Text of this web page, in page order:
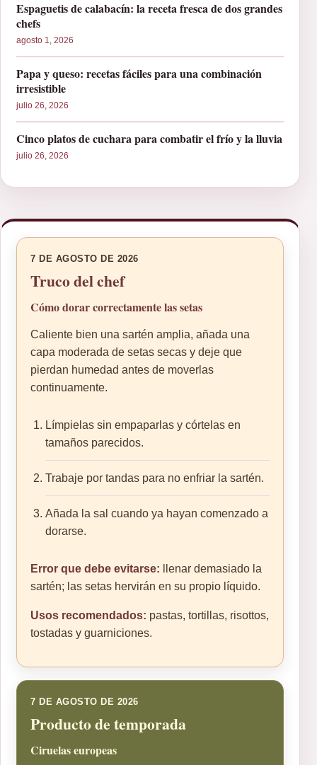
Espaguetis de calabacín: la receta fresca de dos grandes
chefs
agosto 1, 2026
Papa y queso: recetas fáciles para una combinación
irresistible
julio 26, 2026
Cinco platos de cuchara para combatir el frío y la lluvia
julio 26, 2026
7 DE AGOSTO DE 2026
Truco del chef
Cómo dorar correctamente las setas
Caliente bien una sartén amplia, añada una
capa moderada de setas secas y deje que
pierdan humedad antes de moverlas
continuamente.
Límpielas sin empaparlas y córtelas en
tamaños parecidos.
Trabaje por tandas para no enfriar la sartén.
Añada la sal cuando ya hayan comenzado a
dorarse.
Error que debe evitarse: llenar demasiado la
sartén; las setas hervirán en su propio líquido.
Usos recomendados: pastas, tortillas, risottos,
tostadas y guarniciones.
7 DE AGOSTO DE 2026
Producto de temporada
Ciruelas europeas